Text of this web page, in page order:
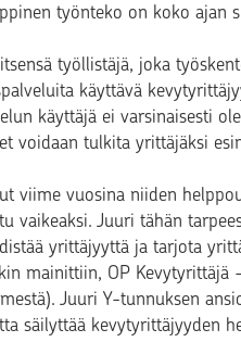
työnteko on koko ajan
työllistäjä, joka
käyttävä
käyttäjä ei varsinaisesti
voidaan tulkita yrittäjäksi
viime vuosina niiden
vaikeaksi. Juuri tähän
yrittäjyyttä ja tarjota
mainittiin, OP Kevytyrittäjä
Juuri Y-tunnuksen
säilyttää kevytyrittäjyyden